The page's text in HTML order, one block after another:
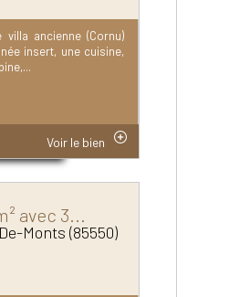
ancienne (Cornu)
insert, une cuisine,
Voir le bien
avec 3...
Monts (85550)